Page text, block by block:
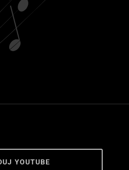
YOUTUBE